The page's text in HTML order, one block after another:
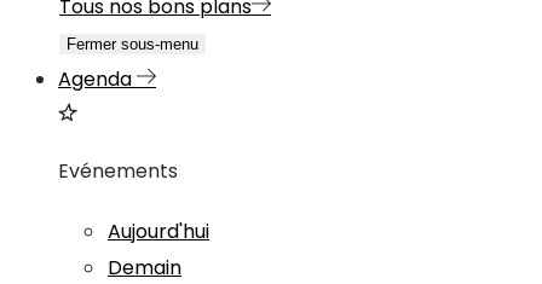
Tous nos bons plans
Fermer sous-menu
Agenda
Evénements
Aujourd'hui
Demain